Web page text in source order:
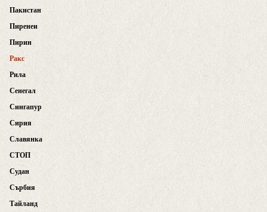
Пакистан
Пиренеи
Пирин
Ракс
Рила
Сенегал
Сингапур
Сирия
Славянка
СТОП
Судан
Сърбия
Тайланд